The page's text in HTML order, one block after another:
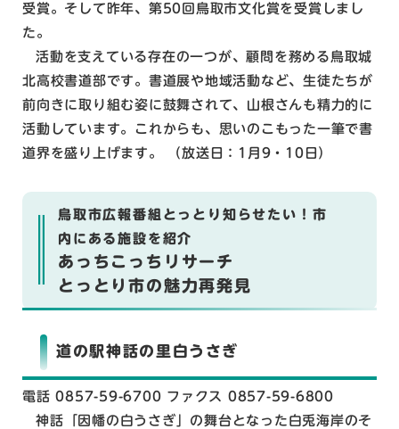
受賞。そして昨年、第50回鳥取市文化賞を受賞しまし
た。
活動を支えている存在の一つが、顧問を務める鳥取城
北高校書道部です。書道展や地域活動など、生徒たちが
前向きに取り組む姿に鼓舞されて、山根さんも精力的に
活動しています。これからも、思いのこもった一筆で書
道界を盛り上げます。 （放送日：1月9・10日）
鳥取市広報番組とっとり知らせたい！市
内にある施設を紹介
あっちこっちリサーチ
とっとり市の魅力再発見
道の駅神話の里白うさぎ
電話 0857-59-6700 ファクス 0857-59-6800
神話「因幡の白うさぎ」の舞台となった白兎海岸のそ